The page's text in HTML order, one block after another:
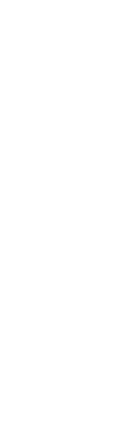
Chào mừng các